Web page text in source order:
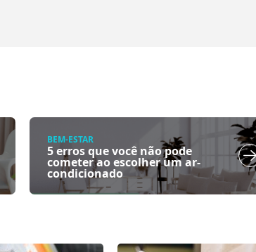
BEM-ESTAR
5 erros que você não pode
cometer ao escolher um ar-
condicionado